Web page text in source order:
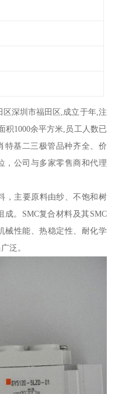
深圳市福田区,成立于年,注
积1000余平方米,员工人数已
特基二三极管品种齐全、价
，公司与多家零售商和代理
，主要原料由纱、不饱和树
。SMC复合材料及其SMC
械性能、热稳定性、耐化学
泛。